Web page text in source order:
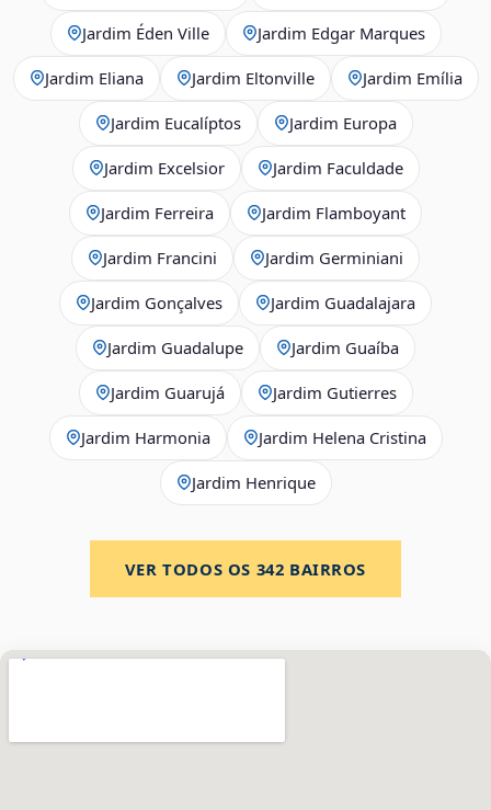
Jardim Éden Ville Jardim Edgar Marques
Jardim Eliana Jardim Eltonville Jardim Emília
Jardim Eucalíptos Jardim Europa
Jardim Excelsior Jardim Faculdade
Jardim Ferreira Jardim Flamboyant
Jardim Francini Jardim Germiniani
Jardim Gonçalves Jardim Guadalajara
Jardim Guadalupe Jardim Guaíba
Jardim Guarujá Jardim Gutierres
Jardim Harmonia Jardim Helena Cristina
Jardim Henrique
VER TODOS OS 342 BAIRROS